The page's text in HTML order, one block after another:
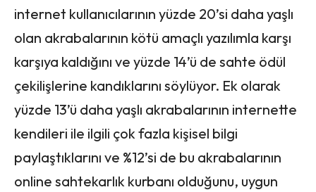
internet kullanıcılarının yüzde 20’si daha yaşlı
olan akrabalarının kötü amaçlı yazılımla karşı
karşıya kaldığını ve yüzde 14’ü de sahte ödül
çekilişlerine kandıklarını söylüyor. Ek olarak
yüzde 13’ü daha yaşlı akrabalarının internette
kendileri ile ilgili çok fazla kişisel bilgi
paylaştıklarını ve %12’si de bu akrabalarının
online sahtekarlık kurbanı olduğunu, uygun